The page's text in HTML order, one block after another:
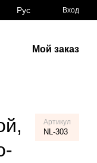
Рус Вход
Мой заказ
Артикул
NL-303